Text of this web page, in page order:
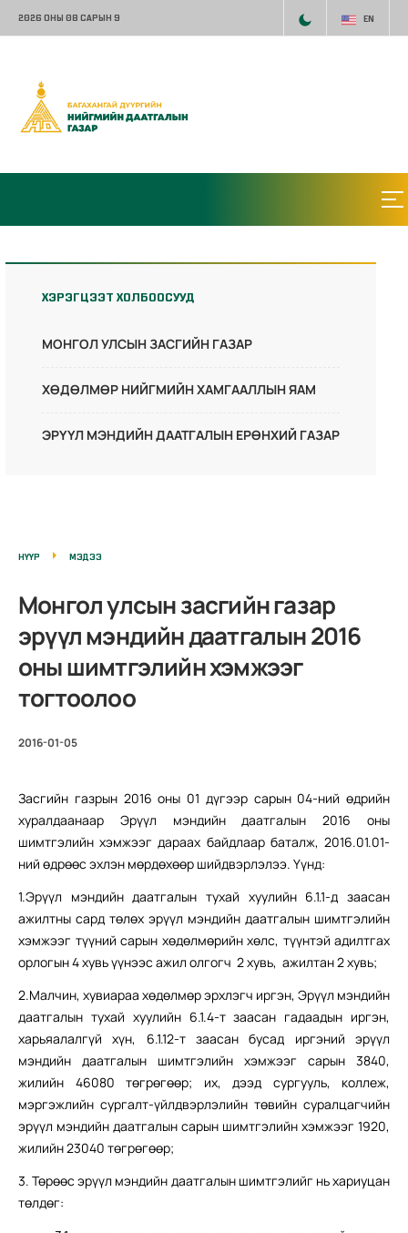
2026 ОНЫ 08 САРЫН 9 EN
ХЭРЭГЦЭЭТ ХОЛБООСУУД
МОНГОЛ УЛСЫН ЗАСГИЙН ГАЗАР
ХӨДӨЛМӨР НИЙГМИЙН ХАМГААЛЛЫН ЯАМ
ЭРҮҮЛ МЭНДИЙН ДААТГАЛЫН ЕРӨНХИЙ ГАЗАР
НҮҮР МЭДЭЭ
Монгол улсын засгийн газар
эрүүл мэндийн даатгалын 2016
оны шимтгэлийн хэмжээг
тогтоолоо
2016-01-05
Засгийн газрын 2016 оны 01 дүгээр сарын 04-ний өдрийн
хуралдаанаар Эрүүл мэндийн даатгалын 2016 оны
шимтгэлийн хэмжээг дараах байдлаар баталж, 2016.01.01-
ний өдрөөс эхлэн мөрдөхөөр шийдвэрлэлээ. Үүнд:
1.Эрүүл мэндийн даатгалын тухай хуулийн 6.1.1-д заасан
ажилтны сард төлөх эрүүл мэндийн даатгалын шимтгэлийн
хэмжээг түүний сарын хөдөлмөрийн хөлс, түүнтэй адилтгах
орлогын 4 хувь үүнээс ажил олгогч 2 хувь, ажилтан 2 хувь;
2.Малчин, хувиараа хөдөлмөр эрхлэгч иргэн, Эрүүл мэндийн
даатгалын тухай хуулийн 6.1.4-т заасан гадаадын иргэн,
харьяалалгүй хүн, 6.1.12-т заасан бусад иргэний эрүүл
мэндийн даатгалын шимтгэлийн хэмжээг сарын 3840,
жилийн 46080 төгрөгөөр; их, дээд сургууль, коллеж,
мэргэжлийн сургалт-үйлдвэрлэлийн төвийн суралцагчийн
эрүүл мэндийн даатгалын сарын шимтгэлийн хэмжээг 1920,
жилийн 23040 төгрөгөөр;
3. Төрөөс эрүүл мэндийн даатгалын шимтгэлийг нь хариуцан
төлдөг: